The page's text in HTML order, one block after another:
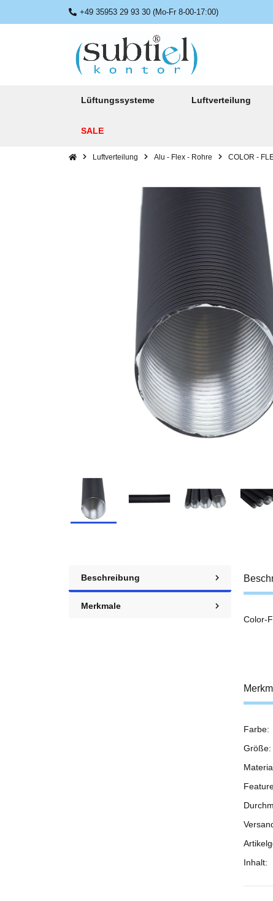
+49 35953 29 93 30 (Mo-Fr 8-00-17:00)
Lüftungssysteme Luftverteilung
SALE
Luftverteilung Alu - Flex - Rohre COLOR -
Beschreibung
Merkmale
Color-
Wert
Farbe:
Größe:
Inhalt: